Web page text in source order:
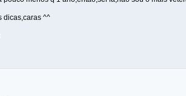
dicas,caras ^^